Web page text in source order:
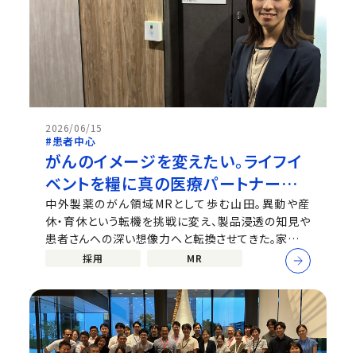
2026/06/15
#患者中心
がんのイメージを変えたい。ライフイ
ベントを糧に真の医療パートナーを
めざすMRの軌跡
中外製薬のがん領域MRとして歩む山田。異動や産
休・育休という転機を挑戦に変え、製品浸透の知見や
患者さんへの深い想像力へと転換させてきた。家族や
チームの温かいサポートと前向きなマインドセットで
フルタイム復帰を果たし、新天地で活躍を続ける山田
が、MRとしてのキャリアやそれを後押しする会社の魅
力を語る。 ※中外製薬公式talentbo...
採用 MR